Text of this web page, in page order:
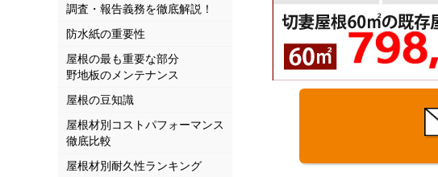
調査・報告義務を徹底解説！
防水紙の重要性
屋根の最も重要な部分
野地板のメンテナンス
屋根の豆知識
屋根材別コストパフォーマンス
徹底比較
屋根材別耐久性ランキング